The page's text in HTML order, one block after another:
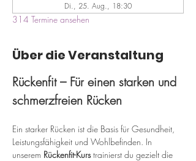
Di., 25. Aug., 18:30
314 Termine ansehen
Über die Veranstaltung
Rückenfit – Für einen starken und
schmerzfreien Rücken
Ein starker Rücken ist die Basis für Gesundheit,
Leistungsfähigkeit und Wohlbefinden. In
unserem Rückenfit-Kurs trainierst du gezielt die